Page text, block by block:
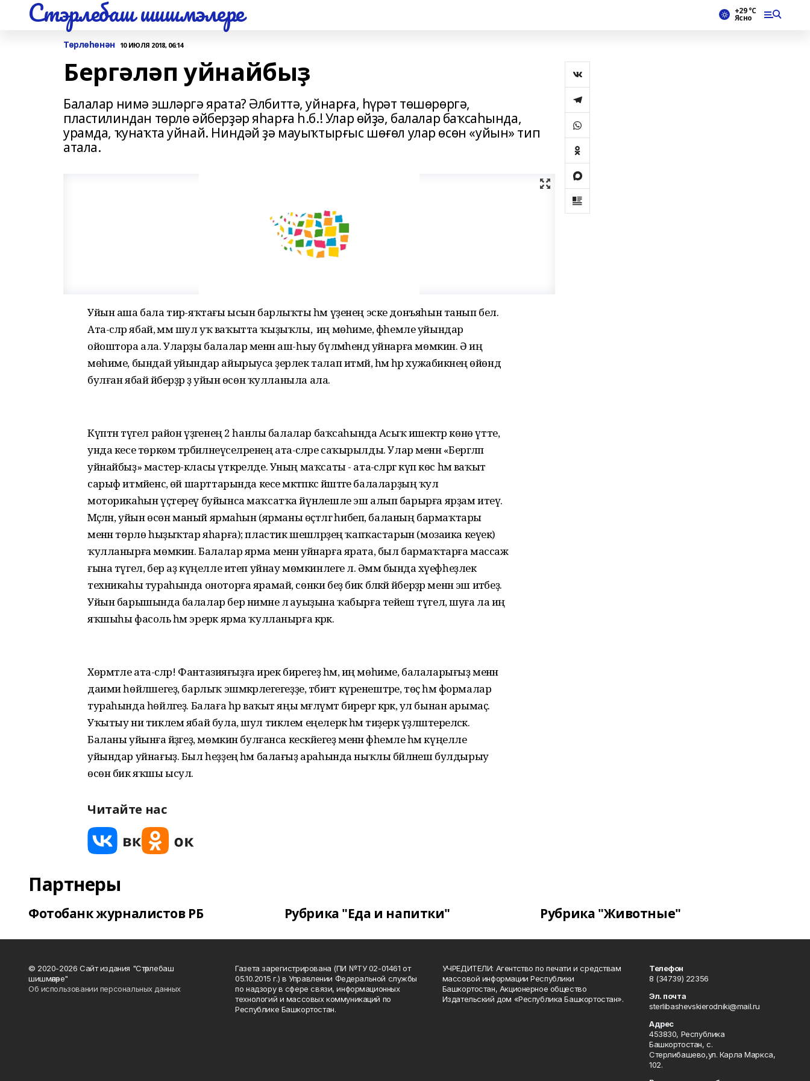
Стэрлебаш шишмэлере +29 °С
Ясно
Төрлөһөнән 10 ИЮЛЯ 2018, 06:14
Бергәләп уйнайбыҙ
Балалар нимә эшләргә ярата? Әлбиттә, уйнарға, һүрәт төшөрөргә,
пластилиндан төрлө әйберҙәр яһарға һ.б.! Улар өйҙә, балалар баҡсаһында,
урамда, ҡунаҡта уйнай. Ниндәй ҙә мауыҡтырғыс шөғөл улар өсөн «уйын» тип
атала.
Уйын аша бала тирә-яҡтағы ысын барлыҡты һәм үҙенең эске донъяһын танып белә.
Ата-әсәләр ябай, әммә шул уҡ ваҡытта ҡыҙыҡлы, ә иң мөһиме, фәһемле уйындар
ойоштора ала. Уларҙы балалар менән аш-һыу бүлмәһендә уйнарға мөмкин. Ә иң
мөһиме, бындай уйындар айырыуса әҙерлек талап итмәй, һәм һәр хужабикәнең өйөндә
булған ябай әйберҙәр ҙә уйын өсөн ҡулланыла ала.
Күптән түгел район үҙәгенең 2 һанлы балалар баҡсаһында Асыҡ ишектәр көнө үтте,
унда кесе төркөм тәрбиәләнеүселәренең ата-әсәләре саҡырылды. Улар менән «Бергәләп
уйнайбыҙ» мастер-класы үткәрелде. Уның маҡсаты - ата-әсәләргә күп көс һәм ваҡыт
сарыф итмәйенсә, өй шарттарында кесе мәктәпкәсә йәштәге балаларҙың ҡул
моторикаһын үҫтереү буйынса маҡсатҡа йүнәлешле эш алып барырға ярҙам итеү.
Мәҫәлән, уйын өсөн маный ярмаһын (ярманы өҫтәлгә һибеп, баланың бармаҡтары
менән төрлө һыҙыҡтар яһарға); пластик шешәләрҙең ҡапҡастарын (мозаика кеүек)
ҡулланырға мөмкин. Балалар ярма менән уйнарға ярата, был бармаҡтарға массаж
ғына түгел, бер аҙ күңелле итеп уйнау мөмкинлеге лә. Әммә бында хәүефһеҙлек
техникаһы тураһында оноторға ярамай, сөнки беҙ бик бәләкәй әйберҙәр менән эш итәбеҙ.
Уйын барышында балалар бер нимәне лә ауыҙына ҡабырға тейеш түгел, шуға ла иң
яҡшыһы фасоль һәм эрерәк ярма ҡулланырға кәрәк.
Хөрмәтле ата-әсәләр! Фантазияғыҙға ирек бирегеҙ һәм, иң мөһиме, балаларығыҙ менән
даими һөйләшегеҙ, барлыҡ эшмәкәрлегегеҙҙе, тәбиғәт күренештәре, төҫ һәм формалар
тураһында һөйләгеҙ. Балаға һәр ваҡыт яңы мәғлүмәт бирергә кәрәк, ул бынан арымаҫ.
Уҡытыу ни тиклем ябай була, шул тиклем еңелерәк һәм тиҙерәк үҙләштереләсәк.
Баланы уйынға әйҙәгеҙ, мөмкин булғанса кескәйегеҙ менән фәһемле һәм күңелле
уйындар уйнағыҙ. Был һеҙҙең һәм балағыҙ араһында ныҡлы бәйләнеш булдырыу
өсөн бик яҡшы ысул.
Читайте нас
Партнеры
Фотобанк журналистов РБ Рубрика "Еда и напитки" Рубрика "Животные"
© 2020-2026 Сайт издания "Стәрлебаш
шишмәләре"
Об использовании персональных данных
Газета зарегистрирована (ПИ №ТУ 02-01461 от
05.10.2015 г.) в Управлении Федеральной службы
по надзору в сфере связи, информационных
технологий и массовых коммуникаций по
Республике Башкортостан.
УЧРЕДИТЕЛИ: Агентство по печати и средствам
массовой информации Республики
Башкортостан, Акционерное общество
Издательский дом «Республика Башкортостан».
Телефон
8 (34739) 22356
Эл. почта
sterlibashevskierodniki@mail.ru
Адрес
453830, Республика
Башкортостан, c.
Стерлибашево,ул. Карла Маркса,
102.